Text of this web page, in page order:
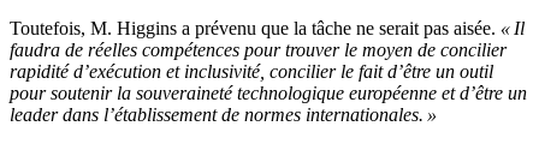
Toutefois, M. Higgins a prévenu que la tâche ne serait pas aisée. « Il
faudra de réelles compétences pour trouver le moyen de concilier
rapidité d’exécution et inclusivité, concilier le fait d’être un outil
pour soutenir la souveraineté technologique européenne et d’être un
leader dans l’établissement de normes internationales. »